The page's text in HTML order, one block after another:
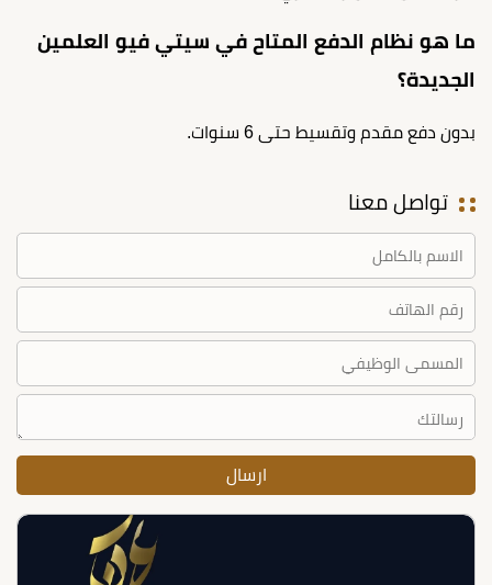
ما هو نظام الدفع المتاح في سيتي فيو العلمين
الجديدة؟
بدون دفع مقدم وتقسيط حتى 6 سنوات.
تواصل معنا